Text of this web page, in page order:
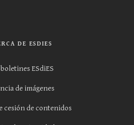
DE ESDIES
ESdiES
de imágenes
cesión de contenidos